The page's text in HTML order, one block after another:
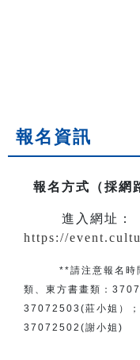
報名資訊
報名方式（採網
進入網址：
https://
**請注意報名時間
類、東方書畫類：
37072503(莊小姐）；
37072502(謝小姐)